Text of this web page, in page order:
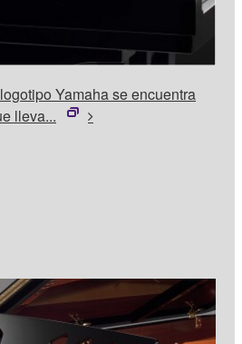
Yamaha se encuentra
lleva...